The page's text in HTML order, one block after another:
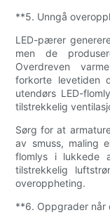
**5. Unngå
LED-pærer
men de
Overdreven
forkorte levetiden
utendørs LED-
tilstrekkelig
Sørg for at
av smuss, maling
flomlys i lukkede
tilstrekkelig
overoppheting.
**6. Oppgrader når